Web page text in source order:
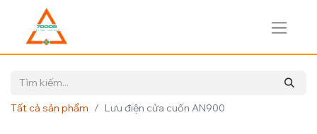
Tất cả sản phẩm Lưu điện cửa cuốn AN900